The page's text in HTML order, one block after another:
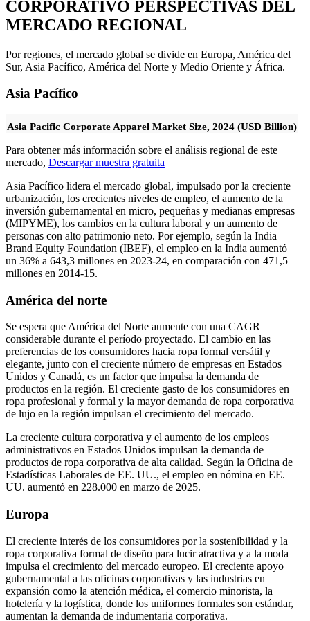
CORPORATIVO PERSPECTIVAS DEL
MERCADO REGIONAL
Por regiones, el mercado global se divide en Europa, América del
Sur, Asia Pacífico, América del Norte y Medio Oriente y África.
Asia Pacífico
Asia Pacific Corporate Apparel Market Size, 2024 (USD Billion)
Para obtener más información sobre el análisis regional de este
mercado, Descargar muestra gratuita
Asia Pacífico lidera el mercado global, impulsado por la creciente
urbanización, los crecientes niveles de empleo, el aumento de la
inversión gubernamental en micro, pequeñas y medianas empresas
(MIPYME), los cambios en la cultura laboral y un aumento de
personas con alto patrimonio neto. Por ejemplo, según la India
Brand Equity Foundation (IBEF), el empleo en la India aumentó
un 36% a 643,3 millones en 2023-24, en comparación con 471,5
millones en 2014-15.
América del norte
Se espera que América del Norte aumente con una CAGR
considerable durante el período proyectado. El cambio en las
preferencias de los consumidores hacia ropa formal versátil y
elegante, junto con el creciente número de empresas en Estados
Unidos y Canadá, es un factor que impulsa la demanda de
productos en la región. El creciente gasto de los consumidores en
ropa profesional y formal y la mayor demanda de ropa corporativa
de lujo en la región impulsan el crecimiento del mercado.
La creciente cultura corporativa y el aumento de los empleos
administrativos en Estados Unidos impulsan la demanda de
productos de ropa corporativa de alta calidad. Según la Oficina de
Estadísticas Laborales de EE. UU., el empleo en nómina en EE.
UU. aumentó en 228.000 en marzo de 2025.
Europa
El creciente interés de los consumidores por la sostenibilidad y la
ropa corporativa formal de diseño para lucir atractiva y a la moda
impulsa el crecimiento del mercado europeo. El creciente apoyo
gubernamental a las oficinas corporativas y las industrias en
expansión como la atención médica, el comercio minorista, la
hotelería y la logística, donde los uniformes formales son estándar,
aumentan la demanda de indumentaria corporativa.